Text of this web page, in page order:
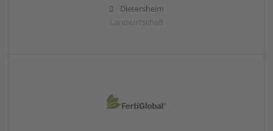
Dietersheim
Landwirtschaft